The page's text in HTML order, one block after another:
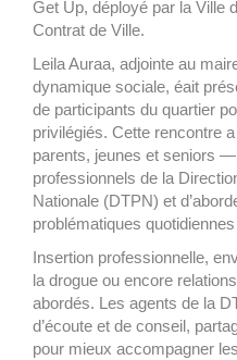
Get Up, déployé par la Ville
Contrat de Ville.
Leila Auraa, adjointe au
dynamique sociale, éait
de participants du quartier
privilégiés. Cette rencontre
parents, jeunes et seniors
professionnels de la
Nationale (DTPN) et
problématiques
Insertion professionnelle,
la drogue ou encore
abordés. Les agents de la
d’écoute et de conseil,
pour mieux accompagner